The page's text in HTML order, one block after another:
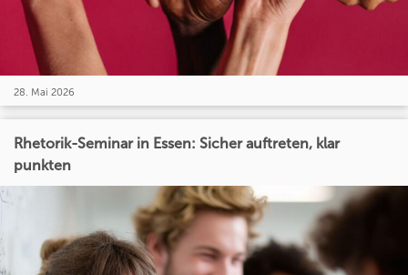
28. Mai 2026
Rhetorik-Seminar in Essen: Sicher auftreten, klar
punkten